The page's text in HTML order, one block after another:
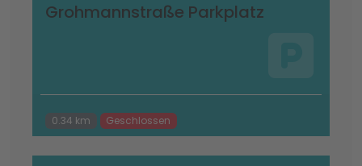
Grohmannstraße Parkplatz
0.34 km Geschlossen